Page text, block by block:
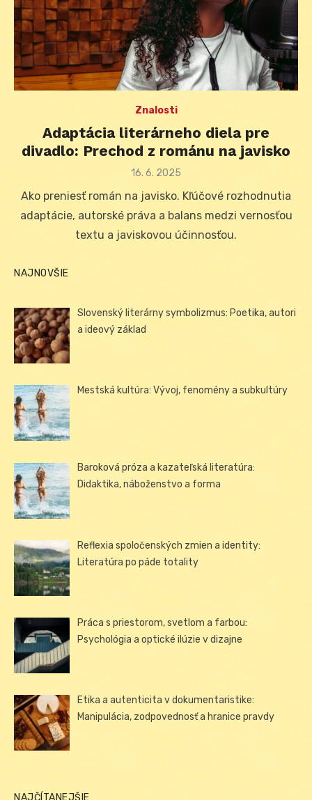
Znalosti
Adaptácia literárneho diela pre
divadlo: Prechod z románu na javisko
Posted
16. 6. 2025
Ako preniesť román na javisko. Kľúčové rozhodnutia
adaptácie, autorské práva a balans medzi vernosťou
textu a javiskovou účinnosťou.
NAJNOVŠIE
Slovenský literárny symbolizmus: Poetika, autori
a ideový základ
Mestská kultúra: Vývoj, fenomény a subkultúry
Baroková próza a kazateľská literatúra:
Didaktika, náboženstvo a forma
Reflexia spoločenských zmien a identity:
Literatúra po páde totality
Práca s priestorom, svetlom a farbou:
Psychológia a optické ilúzie v dizajne
Etika a autenticita v dokumentaristike:
Manipulácia, zodpovednosť a hranice pravdy